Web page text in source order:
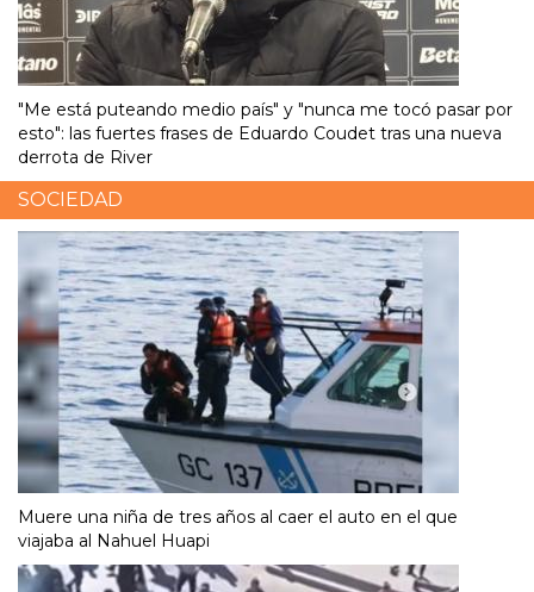
"Me está puteando medio país" y "nunca me tocó pasar por
esto": las fuertes frases de Eduardo Coudet tras una nueva
derrota de River
SOCIEDAD
Muere una niña de tres años al caer el auto en el que
viajaba al Nahuel Huapi